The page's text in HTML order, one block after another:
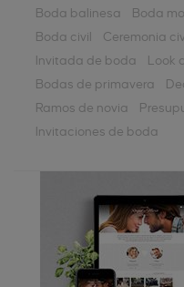
Boda balinesa
Boda
Boda civil
Ceremonia
Invitada de boda
Look
Bodas de primavera
Ramos de novia
Invitaciones de boda